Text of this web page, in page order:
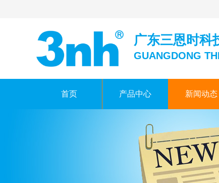
广东三恩时科
GUANGDONG
首页 产品中心 新闻动态